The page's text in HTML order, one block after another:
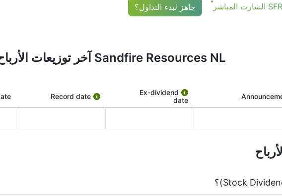
بدلاً من توزيعات كبيرة.
SFR الشارت المباشر جاهز لبدء التداول؟
Sandfire Resources NL آخر توزيعات الأرباح
Ex-dividend
date
Record date